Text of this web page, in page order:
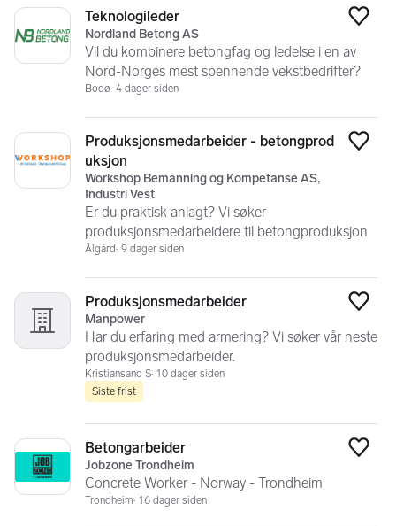
Teknologileder
Nordland Betong AS
Vil du kombinere betongfag og ledelse i en av
Nord-Norges mest spennende vekstbedrifter?
Bodø 4 dager siden
Produksjonsmedarbeider - betongprod
uksjon
Workshop Bemanning og Kompetanse AS,
Industri Vest
Er du praktisk anlagt? Vi søker
produksjonsmedarbeidere til betongproduksjon
Ålgård 9 dager siden
Produksjonsmedarbeider
Manpower
Har du erfaring med armering? Vi søker vår neste
produksjonsmedarbeider.
Kristiansand S 10 dager siden
Siste frist
Betongarbeider
Jobzone Trondheim
Concrete Worker - Norway - Trondheim
Trondheim 16 dager siden